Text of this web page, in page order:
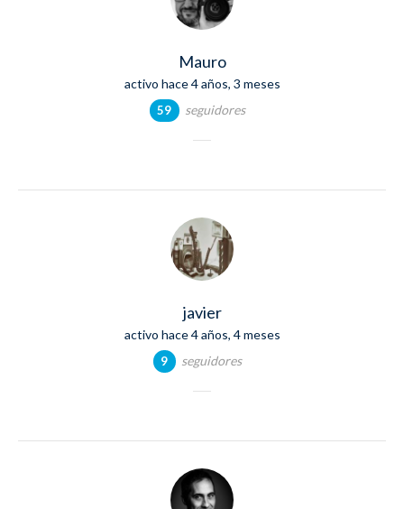
Mauro
activo hace 4 años, 3 meses
59 seguidores
javier
activo hace 4 años, 4 meses
9 seguidores